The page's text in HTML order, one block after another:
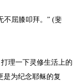
不屈膝叩拜。”(斐
理一下灵修生活上的
是为纪念耶稣的复